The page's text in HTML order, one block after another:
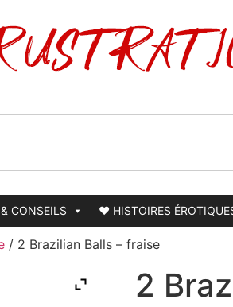
CONSEILS ❤️ HISTOIRES
/ 2 Brazilian Balls – fraise
2